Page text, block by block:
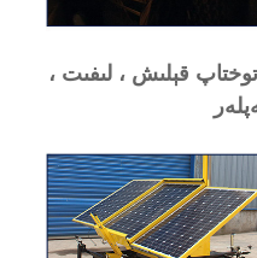
قېلىش ، لىفىت ،